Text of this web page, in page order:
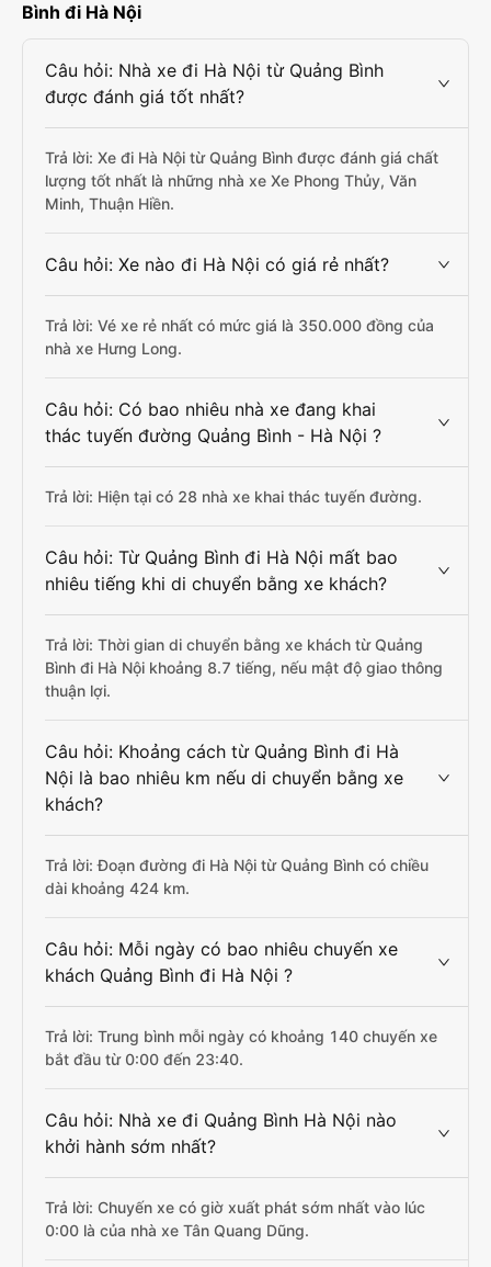
Bình đi Hà Nội
Câu hỏi: Nhà xe đi Hà Nội từ Quảng Bình
được đánh giá tốt nhất?
Trả lời: Xe đi Hà Nội từ Quảng Bình được đánh giá chất
lượng tốt nhất là những nhà xe Xe Phong Thủy, Văn
Minh, Thuận Hiền.
Câu hỏi: Xe nào đi Hà Nội có giá rẻ nhất?
Trả lời: Vé xe rẻ nhất có mức giá là 350.000 đồng của
nhà xe Hưng Long.
Câu hỏi: Có bao nhiêu nhà xe đang khai
thác tuyến đường Quảng Bình - Hà Nội ?
Trả lời: Hiện tại có 28 nhà xe khai thác tuyến đường.
Câu hỏi: Từ Quảng Bình đi Hà Nội mất bao
nhiêu tiếng khi di chuyển bằng xe khách?
Trả lời: Thời gian di chuyển bằng xe khách từ Quảng
Bình đi Hà Nội khoảng 8.7 tiếng, nếu mật độ giao thông
thuận lợi.
Câu hỏi: Khoảng cách từ Quảng Bình đi Hà
Nội là bao nhiêu km nếu di chuyển bằng xe
khách?
Trả lời: Đoạn đường đi Hà Nội từ Quảng Bình có chiều
dài khoảng 424 km.
Câu hỏi: Mỗi ngày có bao nhiêu chuyến xe
khách Quảng Bình đi Hà Nội ?
Trả lời: Trung bình mỗi ngày có khoảng 140 chuyến xe
bắt đầu từ 0:00 đến 23:40.
Câu hỏi: Nhà xe đi Quảng Bình Hà Nội nào
khởi hành sớm nhất?
Trả lời: Chuyến xe có giờ xuất phát sớm nhất vào lúc
0:00 là của nhà xe Tân Quang Dũng.